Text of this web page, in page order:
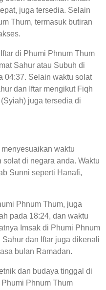
juga tersedia. Selain
Thum, termasuk butiran
di Phumi Phnum Thum
Sahur atau Subuh di
04:37. Selain waktu solat
dan Iftar mengikut Fiqh
juga tersedia di
waktu
di negara anda. Waktu
Sunni seperti Hanafi,
Phnum Thum, juga
pada 18:24, dan waktu
Imsak di Phumi Phnum
dan Iftar juga dikenali
bulan Ramadan.
dan budaya tinggal di
Phnum Thum